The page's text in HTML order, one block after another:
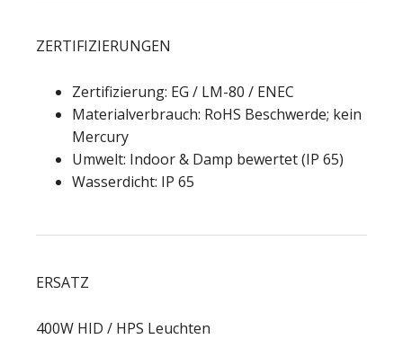
ZERTIFIZIERUNGEN
Zertifizierung: EG / LM-80 / ENEC
Materialverbrauch: RoHS Beschwerde; kein
Mercury
Umwelt: Indoor & Damp bewertet (IP 65)
Wasserdicht: IP 65
ERSATZ
400W HID / HPS Leuchten